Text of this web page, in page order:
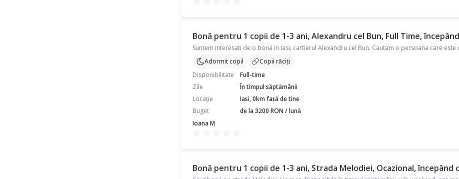
Bonă pentru 1 copii de 1-3 ani, Alexandru cel Bun, Full Time,
Adormit copil
Copii răciți
Disponibilitate
Full-time
Zile
În timpul săptămânii
Locație
Iasi, 0km față de tine
Buget
de la 3200 RON / lună
Ioana M
Bonă pentru 1 copii de 1-3 ani, Strada Melodiei, Ocazional, începând